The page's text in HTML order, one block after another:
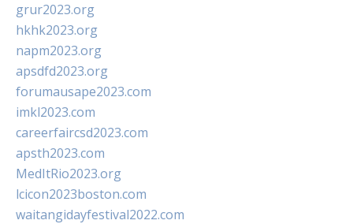
grur2023.org
hkhk2023.org
napm2023.org
apsdfd2023.org
forumausape2023.com
imkl2023.com
careerfaircsd2023.com
apsth2023.com
MedItRio2023.org
lcicon2023boston.com
waitangidayfestival2022.com